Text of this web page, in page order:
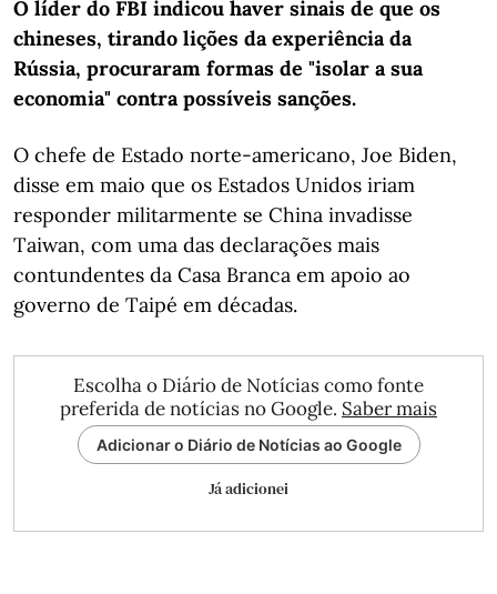
O líder do FBI indicou haver sinais de que os
chineses, tirando lições da experiência da
Rússia, procuraram formas de "isolar a sua
economia" contra possíveis sanções.
O chefe de Estado norte-americano, Joe Biden,
disse em maio que os Estados Unidos iriam
responder militarmente se China invadisse
Taiwan, com uma das declarações mais
contundentes da Casa Branca em apoio ao
governo de Taipé em décadas.
Escolha o Diário de Notícias como fonte
preferida de notícias no Google. Saber mais
Adicionar o Diário de Notícias ao Google
Já adicionei